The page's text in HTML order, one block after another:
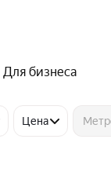
Для бизнеса
Цена